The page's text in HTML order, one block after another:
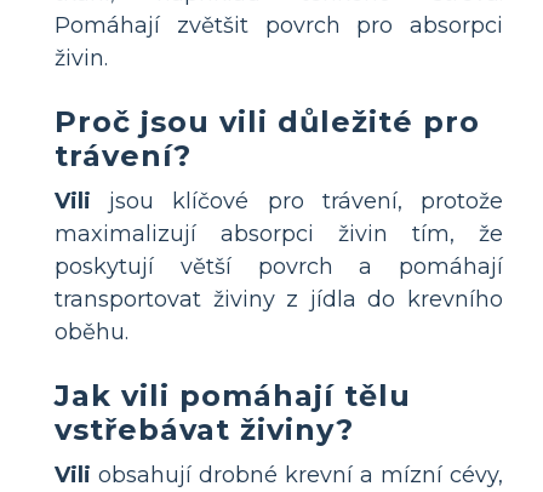
Pomáhají zvětšit povrch pro absorpci
živin.
Proč jsou vili důležité pro
trávení?
Vili jsou klíčové pro trávení, protože
maximalizují absorpci živin tím, že
poskytují větší povrch a pomáhají
transportovat živiny z jídla do krevního
oběhu.
Jak vili pomáhají tělu
vstřebávat živiny?
Vili obsahují drobné krevní a mízní cévy,